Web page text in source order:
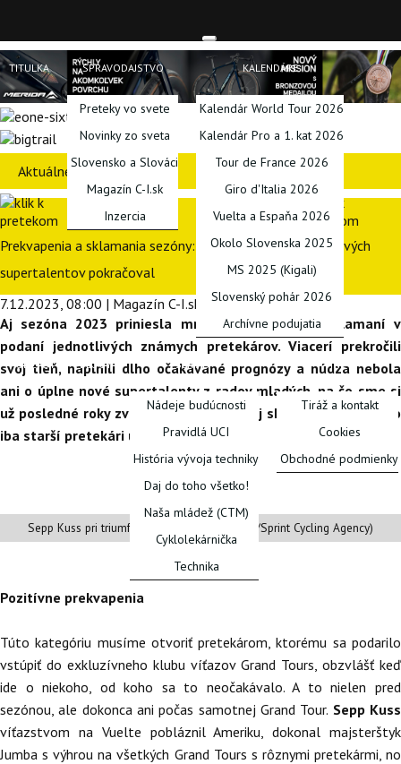
TITULKA SPRAVODAJSTVO
Preteky vo svete
Novinky zo sveta
Slovensko a Slováci
Magazín C-I.sk
Inzercia
KALENDÁRE
Kalendár World Tour 2026
Kalendár Pro a 1. kat 2026
Tour de France 2026
Giro d'Italia 2026
Vuelta a Espaňa 2026
Okolo Slovenska 2025
MS 2025 (Kigali)
Slovenský pohár 2026
Archívne podujatia
PODCASTY BLOGY SERIÁLY
Nádeje budúcnosti
Pravidlá UCI
História vývoja techniky
Daj do toho všetko!
Naša mládež (CTM)
Cyklolekárnička
Technika
INÉ
Tiráž a kontakt
Cookies
Obchodné podmienky
Aktuálne preteky
Prekvapenia a sklamania sezóny: Van Aert zlyhal, príliv nových
supertalentov pokračoval
7.12.2023, 08:00 | Magazín C-I.sk | Peter Matis
Aj sezóna 2023 priniesla mnoho prekvapení i sklamaní v
podaní jednotlivých známych pretekárov. Viacerí prekročili
svoj tieň, naplnili dlho očakávané prognózy a núdza nebola
ani o úplne nové supertalenty z radov mladých, na čo sme si
už posledné roky zvykli. Niektorí však aj sklamali, a neboli to
iba starší pretekári ustupujúci zo slávy.
Sepp Kuss pri triumfe na Vuelte (© Unipublic/Sprint Cycling Agency)
Pozitívne prekvapenia
Túto kategóriu musíme otvoriť pretekárom, ktorému sa podarilo
vstúpiť do exkluzívneho klubu víťazov Grand Tours, obzvlášť keď
ide o niekoho, od koho sa to neočakávalo. A to nielen pred
sezónou, ale dokonca ani počas samotnej Grand Tour. Sepp Kuss
víťazstvom na Vuelte pobláznil Ameriku, dokonal majsterštyk
Jumba s výhrou na všetkých Grand Tours s rôznymi pretekármi, no